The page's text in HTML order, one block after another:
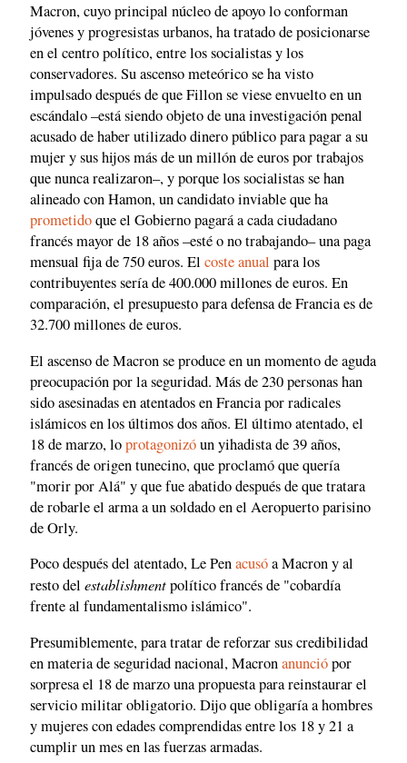
Macron, cuyo principal núcleo de apoyo lo conforman
jóvenes y progresistas urbanos, ha tratado de posicionarse
en el centro político, entre los socialistas y los
conservadores. Su ascenso meteórico se ha visto
impulsado después de que Fillon se viese envuelto en un
escándalo –está siendo objeto de una investigación penal
acusado de haber utilizado dinero público para pagar a su
mujer y sus hijos más de un millón de euros por trabajos
que nunca realizaron–, y porque los socialistas se han
alineado con Hamon, un candidato inviable que ha
prometidoque el Gobierno pagará a cada ciudadano
francés mayor de 18 años –esté o no trabajando– una paga
mensual fija de 750 euros. El coste anual para los
contribuyentes sería de 400.000 millones de euros. En
comparación, el presupuesto para defensa de Francia es de
32.700 millones de euros.
El ascenso de Macron se produce en un momento de aguda
preocupación por la seguridad. Más de 230 personas han
sido asesinadas en atentados en Francia por radicales
islámicos en los últimos dos años. El último atentado, el
18 de marzo, loprotagonizóun yihadista de 39 años,
francés de origen tunecino, que proclamó que quería
"morir por Alá" y que fue abatido después de que tratara
de robarle el arma a un soldado en el Aeropuerto parisino
de Orly.
Poco después del atentado, Le Penacusóa Macron y al
resto del establishmentpolítico francés de "cobardía
frente al fundamentalismo islámico".
Presumiblemente, para tratar de reforzar sus credibilidad
en materia de seguridad nacional, Macronanunciópor
sorpresa el 18 de marzo una propuesta para reinstaurar el
servicio militar obligatorio. Dijo que obligaría a hombres
y mujeres con edades comprendidas entre los 18 y 21 a
cumplir un mes en las fuerzas armadas.